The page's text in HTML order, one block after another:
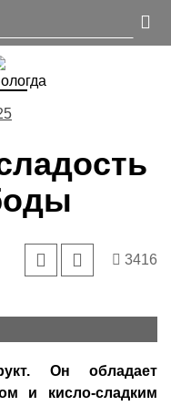
3416
Он обладает
и кисло-сладким